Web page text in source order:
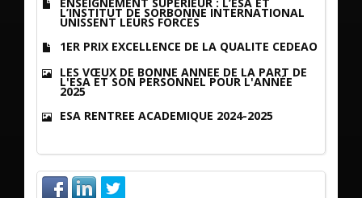
L’INSTITUT DE SORBONNE INTERNATIONAL
UNISSENT LEURS FORCES
1ER PRIX EXCELLENCE DE LA QUALITÉ CEDEAO
LES VŒUX DE BONNE ANNÉE DE LA PART DE
L'ESA ET SON PERSONNEL POUR L'ANNÉE
2025
ESA RENTRÉE ACADÉMIQUE 2024-2025